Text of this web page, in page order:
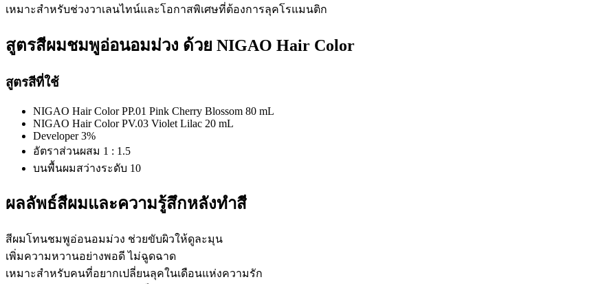
เหมาะสำหรับช่วงวาเลนไทน์และโอกาสพิเศษที่ต้องการลุคโรแมนติก
สูตรสีผมชมพูอ่อนอมม่วง ด้วย NIGAO Hair Color
สูตรสีที่ใช้
NIGAO Hair Color PP.01 Pink Cherry Blossom 80 mL
NIGAO Hair Color PV.03 Violet Lilac 20 mL
Developer 3%
อัตราส่วนผสม 1 : 1.5
บนพื้นผมสว่างระดับ 10
ผลลัพธ์สีผมและความรู้สึกหลังทำสี
สีผมโทนชมพูอ่อนอมม่วง ช่วยขับผิวให้ดูละมุน
เพิ่มความหวานอย่างพอดี ไม่ฉูดฉาด
เหมาะสำหรับคนที่อยากเปลี่ยนลุคในเดือนแห่งความรัก